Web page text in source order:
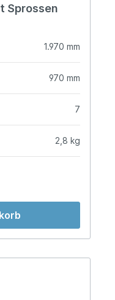
Sprossen
1.970 mm
970 mm
7
2,8 kg